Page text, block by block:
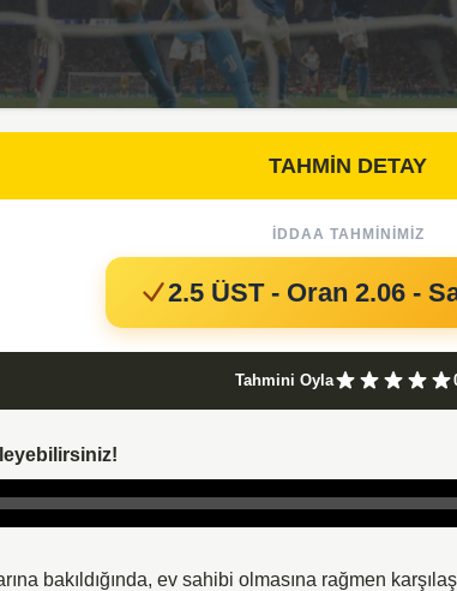
TAHMİN DETAY
İDDAA TAHMINIMIZ
2.5 ÜST - Oran 2.06 -
Tahmini Oyla
bakıldığında, ev sahibi olmasına rağmen